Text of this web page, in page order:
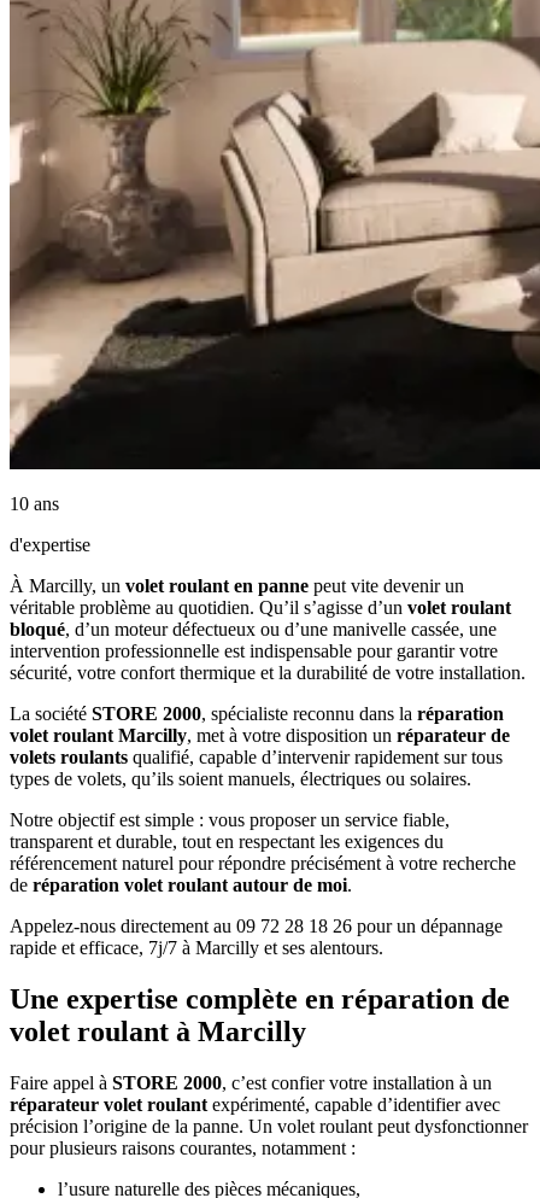
10 ans
d'expertise
À Marcilly, un volet roulant en panne peut vite devenir un
véritable problème au quotidien. Qu’il s’agisse d’un volet roulant
bloqué, d’un moteur défectueux ou d’une manivelle cassée, une
intervention professionnelle est indispensable pour garantir votre
sécurité, votre confort thermique et la durabilité de votre installation.
La société STORE 2000, spécialiste reconnu dans la réparation
volet roulant Marcilly, met à votre disposition un réparateur de
volets roulants qualifié, capable d’intervenir rapidement sur tous
types de volets, qu’ils soient manuels, électriques ou solaires.
Notre objectif est simple : vous proposer un service fiable,
transparent et durable, tout en respectant les exigences du
référencement naturel pour répondre précisément à votre recherche
de réparation volet roulant autour de moi.
Appelez-nous directement au 09 72 28 18 26 pour un dépannage
rapide et efficace, 7j/7 à Marcilly et ses alentours.
Une expertise complète en réparation de
volet roulant à Marcilly
Faire appel à STORE 2000, c’est confier votre installation à un
réparateur volet roulant expérimenté, capable d’identifier avec
précision l’origine de la panne. Un volet roulant peut dysfonctionner
pour plusieurs raisons courantes, notamment :
l’usure naturelle des pièces mécaniques,